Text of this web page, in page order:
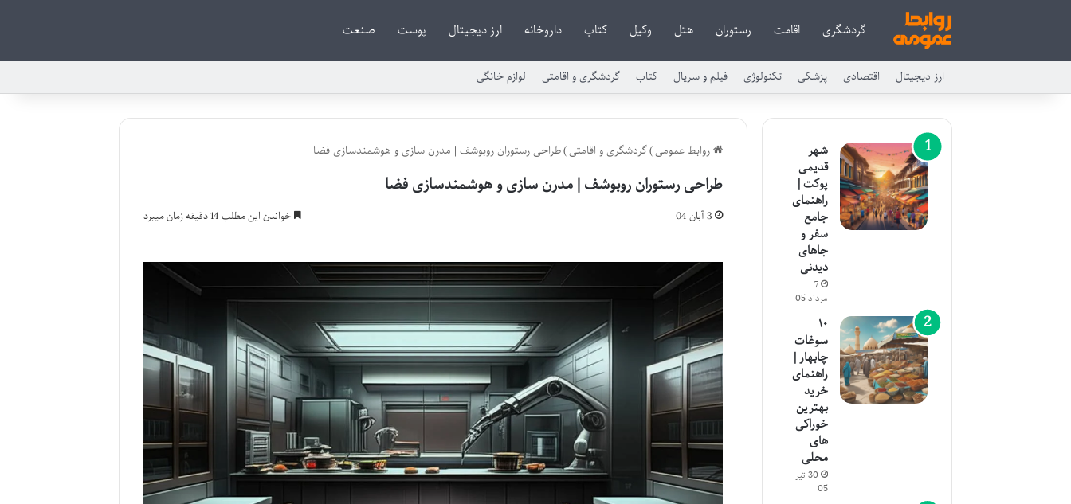
گردشگری اقامت رستوران هتل وکیل کتاب داروخانه ارز دیجیتال پوست صنعت
ارز دیجیتال اقتصادی پزشکی تکنولوژی فیلم و سریال کتاب گردشگری و اقامتی لوازم خانگی
روابط عمومی)گردشگری و اقامتی)طراحی رستوران روبوشف | مدرن سازی و هوشمندسازی فضا
طراحی رستوران روبوشف | مدرن سازی و هوشمندسازی فضا
3 آبان 04 خواندن این مطلب 14 دقیقه زمان میبرد
شهر
قدیمی
پوکت |
راهنمای
جامع
سفر و
جاهای
دیدنی
7
مرداد 05
۱۰
سوغات
چابهار |
راهنمای
خرید
بهترین
خوراکی
های
محلی
30 تیر
05